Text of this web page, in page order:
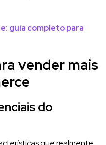
guia completo para
vender mais
do